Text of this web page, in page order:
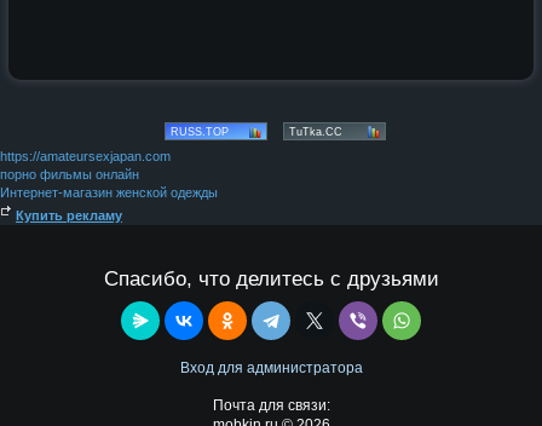
https://amateursexjapan.com
порно фильмы онлайн
Интернет-магазин женской одежды
Купить рекламу
Спасибо, что делитесь с друзьями
Вход для администратора
Почта для связи: